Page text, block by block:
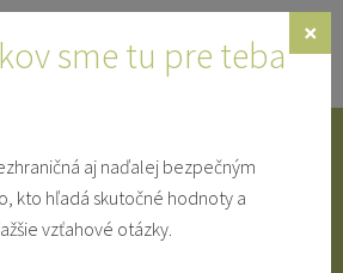
Toggle
SINGLE SVEDECTVÁ
sme tu pre teba
×
aj naďalej bezpečným
kto hľadá skutočné hodnoty a
vzťahové otázky.